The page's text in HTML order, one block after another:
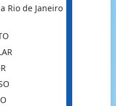
Rio de Janeiro